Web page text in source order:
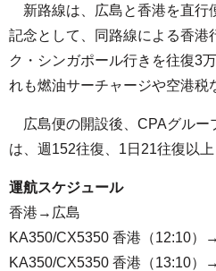
新路線は、広島と香港を直行
記念として、同路線による香港
ク・シンガポール行きを往復3
れも燃油サーチャージや空港税
広島便の開設後、CPAグルー
は、週152往復、1日21往復以上
運航スケジュール
香港→広島
KA350/CX5350 香港（12:10）
KA350/CX5350 香港（13:10）